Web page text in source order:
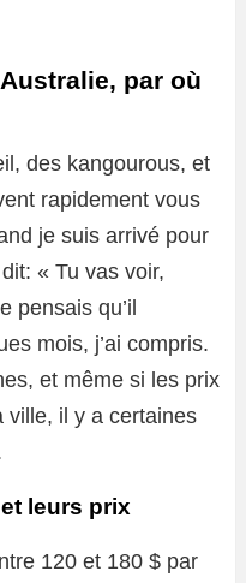
par où
des kangourous, et
rapidement vous
je suis arrivé pour
« Tu vas voir,
pensais qu’il
mois, j’ai compris.
et même si les prix
ville, il y a certaines
leurs prix
120 et 180 $ par